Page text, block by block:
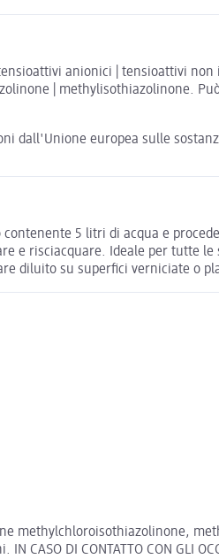
anionici | tensioattivi
| methylisothiazolinone.
dall'Unione europea sulle
5 litri di acqua e
e risciacquare. Ideale per tutte
diluito su superfici verniciate o
methylchloroisothiazolinone,
CASO DI CONTATTO CON